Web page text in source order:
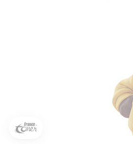
5€ offerts sur votre
€
Inscrivez-vous à notre newsletter,
d’une
commande * !